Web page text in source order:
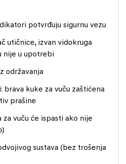
potvrđuju sigurnu vezu
utičnice, izvan vidokruga
nije u upotrebi
održavanja
brava kuke za vuču zaštićena
prašine
za vuču će ispasti ako nije
sustava (bez trošenja